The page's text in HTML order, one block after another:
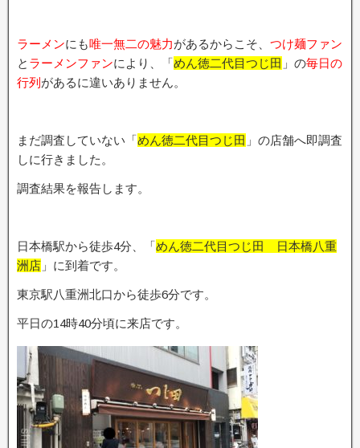
ラーメンにも唯一無二の魅力があるからこそ、 つけ麺ファン
と ラーメンファンにより、「めん徳二代目つじ田 」の毎日の
行列 があるに違いありません。
まだ調査していない「めん徳二代目つじ田 」の店舗へ即調査
しに行きました。
調査結果を報告します。
日本橋駅から徒歩4分、「めん徳二代目つじ田 日本橋八重
洲店 」に到着です。
東京駅八重洲北口から徒歩6分です。
平日の14時40分頃に来店です。